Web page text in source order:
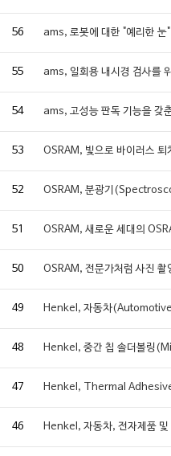
56 ams, 로봇에 대한 "예리한
55 ams, 일회용 내시경 검사를
54 ams, 고성능 판독 기능을 갖
53 OSRAM, 빛으로 바이러스 퇴
52 OSRAM, 분광기
51 OSRAM, 새로운 세대의
50 OSRAM, 전문가처럼 사진
49 Henkel, 자동차
48 Henkel, 중간 칩 솔더볼링
47 Henkel, Thermal Adhesive
46 Henkel, 자동차, 전자제품 및